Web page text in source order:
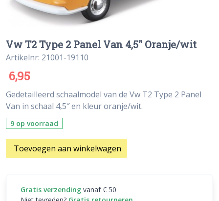
Vw T2 Type 2 Panel Van 4,5″ Oranje/wit
Artikelnr: 21001-19110
6,95
Gedetailleerd schaalmodel van de Vw T2 Type 2 Panel
Van in schaal 4,5″ en kleur oranje/wit.
9 op voorraad
Toevoegen aan winkelwagen
Gratis verzending vanaf € 50